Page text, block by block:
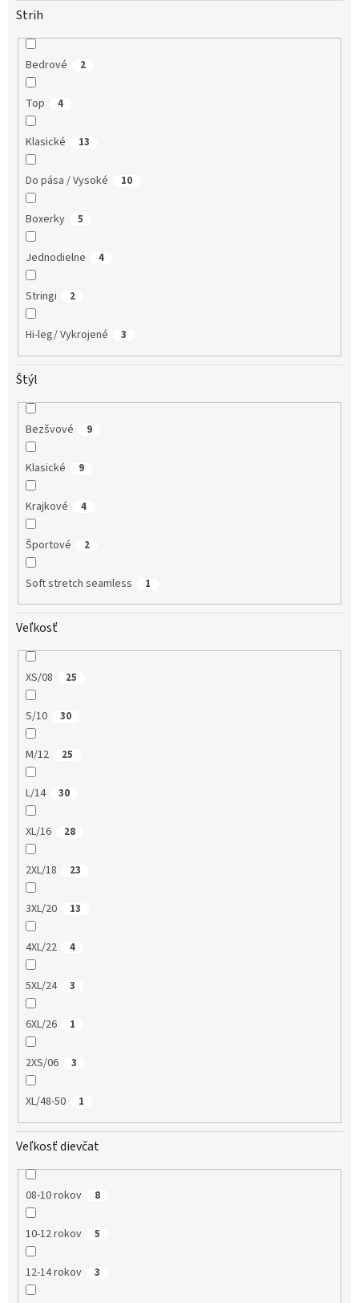
Strih
Bedrové 2
Top 4
Klasické 13
Do pása / Vysoké 10
Boxerky 5
Jednodielne 4
Stringi 2
Hi-leg/ Vykrojené 3
Štýl
Bezšvové 9
Klasické 9
Krajkové 4
Športové 2
Soft stretch seamless 1
Veľkosť
XS/08 25
S/10 30
M/12 25
L/14 30
XL/16 28
2XL/18 23
3XL/20 13
4XL/22 4
5XL/24 3
6XL/26 1
2XS/06 3
XL/48-50 1
Veľkosť dievčat
08-10 rokov 8
10-12 rokov 5
12-14 rokov 3